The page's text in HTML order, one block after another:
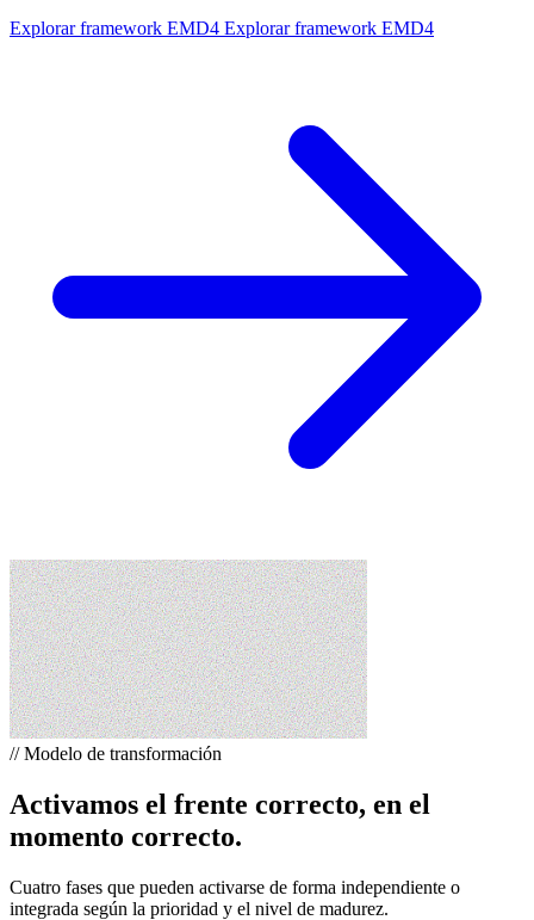
Explorar framework EMD4 Explorar framework EMD4
// Modelo de transformación
Activamos el frente correcto, en el
momento correcto.
Cuatro fases que pueden activarse de forma independiente o
integrada según la prioridad y el nivel de madurez.